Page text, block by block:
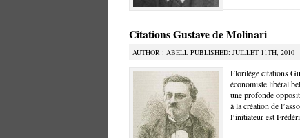
Citations Gustave de Molinari
AUTHOR : ABELL PUBLISHED: JUILLET 11TH, 2010
Florilège citations
économiste libéral
une profonde
à la création de
l’initiateur est